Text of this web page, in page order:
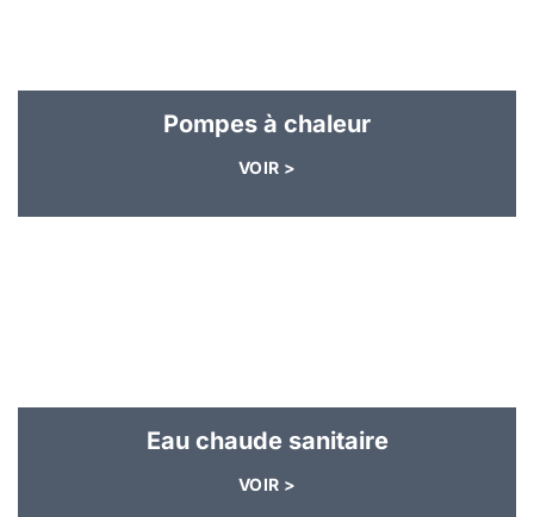
Pompes à chaleur
VOIR >
Eau chaude sanitaire
VOIR >